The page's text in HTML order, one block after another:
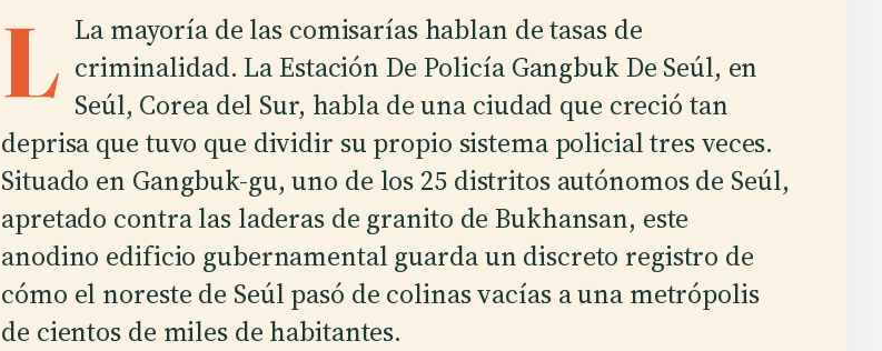
L La mayoría de las comisarías hablan de tasas de
criminalidad. La Estación De Policía Gangbuk De Seúl, en
Seúl, Corea del Sur, habla de una ciudad que creció tan
deprisa que tuvo que dividir su propio sistema policial tres veces.
Situado en Gangbuk-gu, uno de los 25 distritos autónomos de Seúl,
apretado contra las laderas de granito de Bukhansan, este
anodino edificio gubernamental guarda un discreto registro de
cómo el noreste de Seúl pasó de colinas vacías a una metrópolis
de cientos de miles de habitantes.